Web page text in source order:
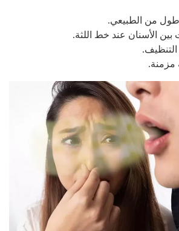
من الطبيعي.
بين الأسنان عند خط اللثة.
التنظيف.
مزمنة.